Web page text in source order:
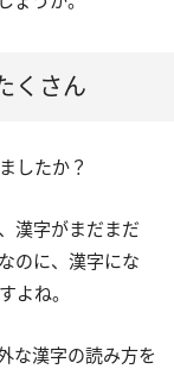
くさん
したか？
漢字がまだまだ
のに、漢字にな
よね。
な漢字の読み方を